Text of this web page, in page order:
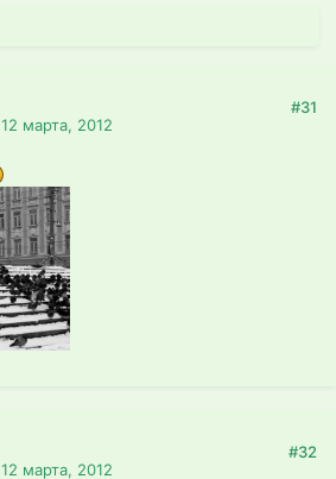
12 марта, 2012
#31
12 марта, 2012
#32